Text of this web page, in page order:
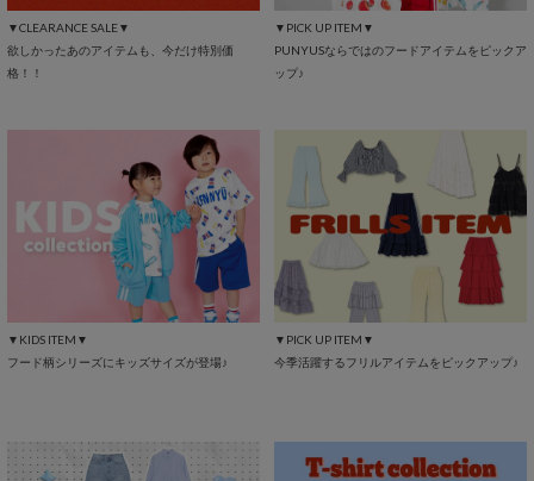
▼CLEARANCE SALE▼
欲しかったあのアイテムも、今だけ特別価
格！！
▼PICK UP ITEM▼
PUNYUSならではのフードアイテムをピックア
ップ♪
▼KIDS ITEM▼
フード柄シリーズにキッズサイズが登場♪
▼PICK UP ITEM▼
今季活躍するフリルアイテムをピックアップ♪